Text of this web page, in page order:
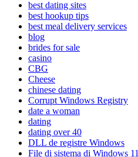
best dating sites
best hookup tips
best meal delivery services
blog
brides for sale
casino
CBG
Cheese
chinese dating
Corrupt Windows Registry
date a woman
dating
dating over 40
DLL de registre Windows
File di sistema di Windows 11